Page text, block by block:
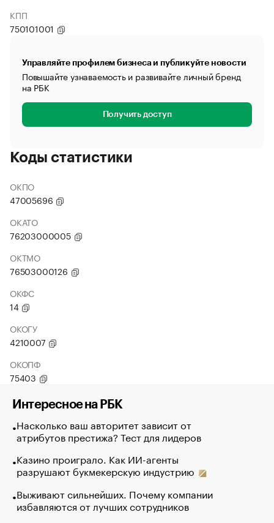
КПП
750101001
Управляйте профилем бизнеса и публикуйте новости
Повышайте узнаваемость и развивайте личный бренд
на РБК
Получить доступ
Коды статистики
ОКПО
47005696
ОКАТО
76203000005
ОКТМО
76503000126
ОКФС
14
ОКОГУ
4210007
ОКОПФ
75403
Интересное на РБК
Насколько ваш авторитет зависит от
атрибутов престижа? Тест для лидеров
Казино проиграло. Как ИИ-агенты
разрушают букмекерскую индустрию
Выживают сильнейших. Почему компании
избавляются от лучших сотрудников